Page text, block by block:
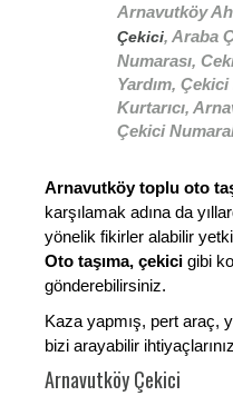
Arnavutköy
Çekici, Araba
Numarası,
Yardım,
Kurtarıcı,
Çekici
Arnavutköy toplu oto
karşılamak adına da
yönelik fikirler alabilir
Oto taşıma, çekici gibi
gönderebilirsiniz.
Kaza yapmış, pert araç,
bizi arayabilir
Arnavutköy Çekici